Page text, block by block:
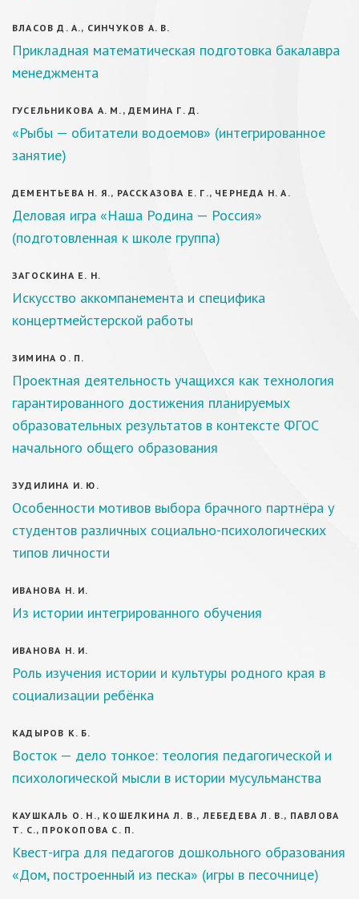
ВЛАСОВ Д. А., СИНЧУКОВ А. В.
Прикладная математическая подготовка бакалавра
менеджмента
ГУСЕЛЬНИКОВА А. М., ДЕМИНА Г. Д.
«Рыбы — обитатели водоемов» (интегрированное
занятие)
ДЕМЕНТЬЕВА Н. Я., РАССКАЗОВА Е. Г., ЧЕРНЕДА Н. А.
Деловая игра «Наша Родина — Россия»
(подготовленная к школе группа)
ЗАГОСКИНА Е. Н.
Искусство аккомпанемента и специфика
концертмейстерской работы
ЗИМИНА О. П.
Проектная деятельность учащихся как технология
гарантированного достижения планируемых
образовательных результатов в контексте ФГОС
начального общего образования
ЗУДИЛИНА И. Ю.
Особенности мотивов выбора брачного партнёра у
студентов различных социально-психологических
типов личности
ИВАНОВА Н. И.
Из истории интегрированного обучения
ИВАНОВА Н. И.
Роль изучения истории и культуры родного края в
социализации ребёнка
КАДЫРОВ К. Б.
Восток — дело тонкое: теология педагогической и
психологической мысли в истории мусульманства
КАУШКАЛЬ О. Н., КОШЕЛКИНА Л. В., ЛЕБЕДЕВА Л. В., ПАВЛОВА
Т. С., ПРОКОПОВА С. П.
Квест-игра для педагогов дошкольного образования
«Дом, построенный из песка» (игры в песочнице)